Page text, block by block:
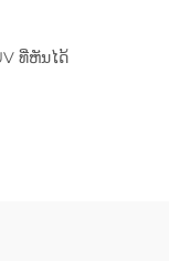
ທີ່ຫັນໄດ້